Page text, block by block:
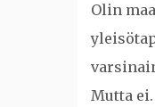
Olin
Mutta